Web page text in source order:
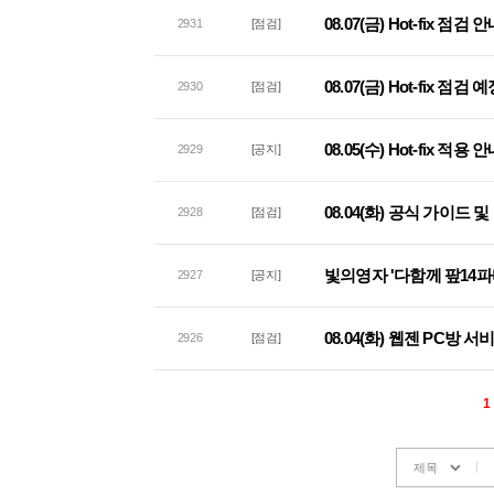
2931 [점검] 08.07(금) Hot-fix 점검 안
2930 [점검] 08.07(금) Hot-fix 점검 예
2929 [공지] 08.05(수) Hot-fix 적용 안
2928 [점검] 08.04(화) 공식 가이드
2927 [공지] 빛의영자 '다함께 팦14
2926 [점검] 08.04(화) 웹젠 PC방 서
1